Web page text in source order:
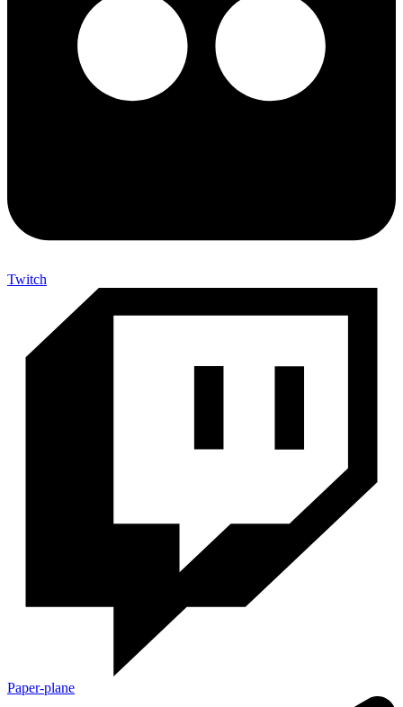
Twitch
Paper-plane